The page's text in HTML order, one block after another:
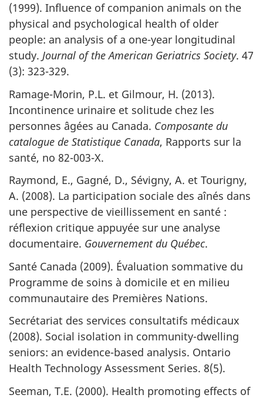
(1999). Influence of companion animals on the
physical and psychological health of older
people: an analysis of a one-year longitudinal
study. Journal of the American Geriatrics Society. 47
(3): 323-329.
Ramage-Morin, P.L. et Gilmour, H. (2013).
Incontinence urinaire et solitude chez les
personnes âgées au Canada. Composante du
catalogue de Statistique Canada, Rapports sur la
santé, no 82-003-X.
Raymond, E., Gagné, D., Sévigny, A. et Tourigny,
A. (2008). La participation sociale des aînés dans
une perspective de vieillissement en santé :
réflexion critique appuyée sur une analyse
documentaire. Gouvernement du Québec.
Santé Canada (2009). Évaluation sommative du
Programme de soins à domicile et en milieu
communautaire des Premières Nations.
Secrétariat des services consultatifs médicaux
(2008). Social isolation in community-dwelling
seniors: an evidence-based analysis. Ontario
Health Technology Assessment Series. 8(5).
Seeman, T.E. (2000). Health promoting effects of